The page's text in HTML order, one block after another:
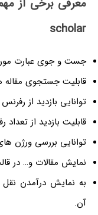
scholar
جست و جوی عبارت
قابلیت جستجوی مقاله
توانایی بازدید از
قابلیت بازدید از تعداد
توانایی بررسی ورژن
نمایش مقالات و… در
به نمایش درآمدن نقل
آن.